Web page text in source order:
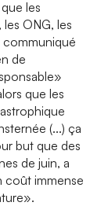
les
ONG, les
communiqué
de
que les
(...) ça
but que des
de juin, a
coût immense